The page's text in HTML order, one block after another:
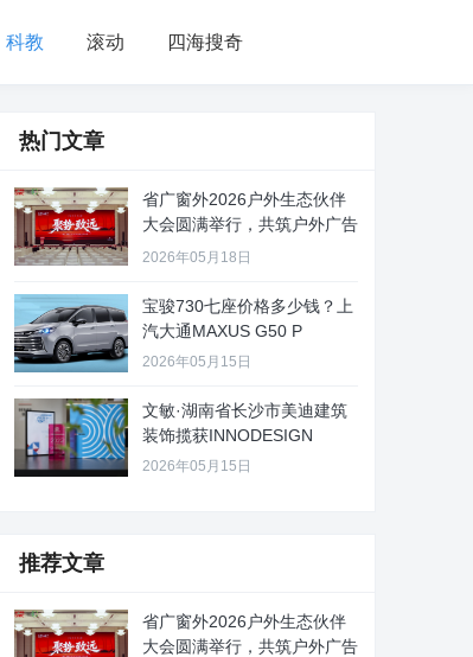
科教 滚动 四海搜奇
热门文章
省广窗外2026户外生态伙伴
大会圆满举行，共筑户外广告
新
2026年05月18日
宝骏730七座价格多少钱？上
汽大通MAXUS G50 P
2026年05月15日
文敏·湖南省长沙市美迪建筑
装饰揽获INNODESIGN
2026年05月15日
推荐文章
省广窗外2026户外生态伙伴
大会圆满举行，共筑户外广告